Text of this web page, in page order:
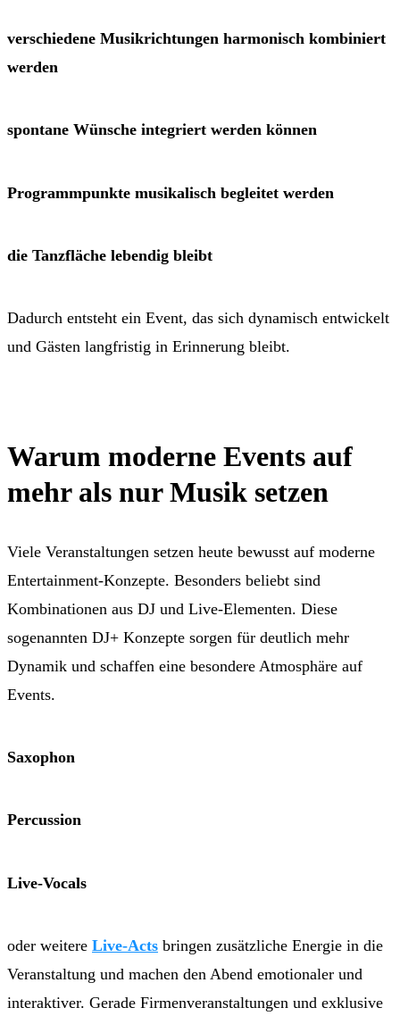
verschiedene Musikrichtungen harmonisch kombiniert
werden
spontane Wünsche integriert werden können
Programmpunkte musikalisch begleitet werden
die Tanzfläche lebendig bleibt
Dadurch entsteht ein Event, das sich dynamisch entwickelt
und Gästen langfristig in Erinnerung bleibt.
Warum moderne Events auf
mehr als nur Musik setzen
Viele Veranstaltungen setzen heute bewusst auf moderne
Entertainment-Konzepte. Besonders beliebt sind
Kombinationen aus DJ und Live-Elementen. Diese
sogenannten DJ+ Konzepte sorgen für deutlich mehr
Dynamik und schaffen eine besondere Atmosphäre auf
Events.
Saxophon
Percussion
Live-Vocals
oder weitere Live-Acts bringen zusätzliche Energie in die
Veranstaltung und machen den Abend emotionaler und
interaktiver. Gerade Firmenveranstaltungen und exklusive